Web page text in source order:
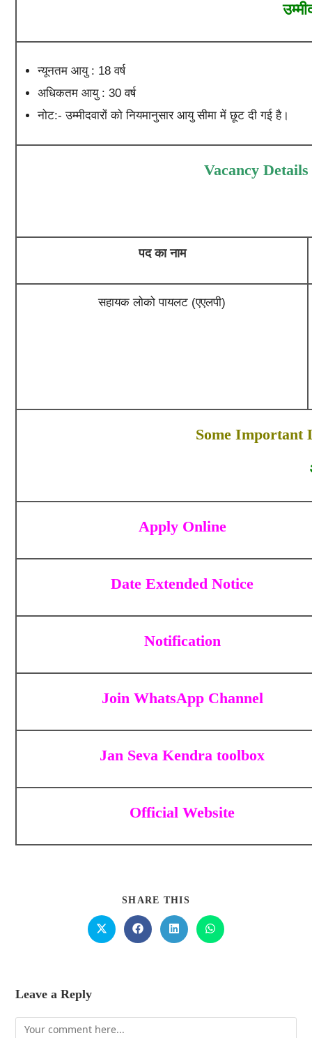
न्यूनतम आयु : 18 वर्ष
अधिकतम आयु : 30 वर्ष
नोट:- उम्मीदवारों को नियमानुसार आयु सीमा में छूट दी गई है।
Vacancy
पद का नाम
सहायक लोको पायलट (एएलपी)
Some Important
Apply Online
Date Extended Notice
Notification
Join WhatsApp Channel
Jan Seva Kendra toolbox
Official Website
SHARE THIS
Leave a Reply